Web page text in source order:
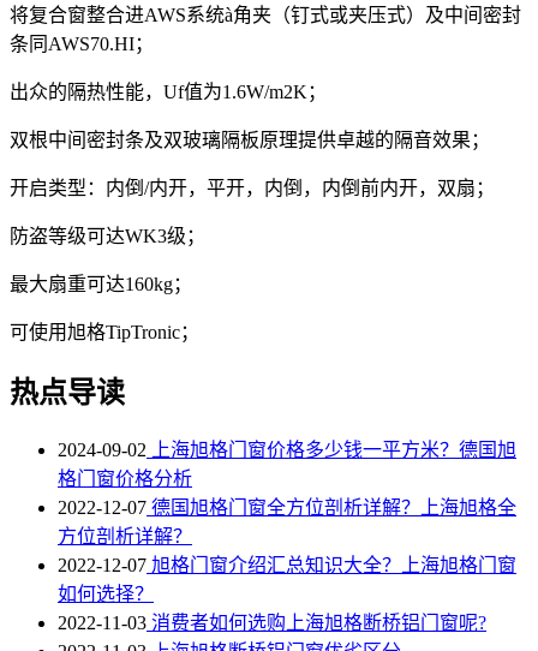
将复合窗整合进AWS系统à角夹（钉式或夹压式）及中间密封
条同AWS70.HI；
出众的隔热性能，Uf值为1.6W/m2K；
双根中间密封条及双玻璃隔板原理提供卓越的隔音效果；
开启类型：内倒/内开，平开，内倒，内倒前内开，双扇；
防盗等级可达WK3级；
最大扇重可达160kg；
可使用旭格TipTronic；
热点导读
2024-09-02 上海旭格门窗价格多少钱一平方米？德国旭
格门窗价格分析
2022-12-07 德国旭格门窗全方位剖析详解？上海旭格全
方位剖析详解？
2022-12-07 旭格门窗介绍汇总知识大全？上海旭格门窗
如何选择？
2022-11-03 消费者如何选购上海旭格断桥铝门窗呢?